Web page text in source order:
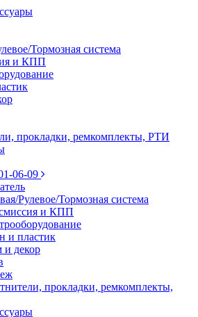
Тормозная система
и КПП
прокладки, ремкомплекты, РТИ
06-09
Рулевое/Тормозная система
и КПП
и пластик
и декор
прокладки, ремкомплекты,